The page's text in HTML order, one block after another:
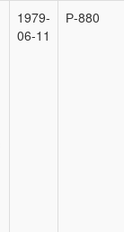
1979-
06-11
Р-880